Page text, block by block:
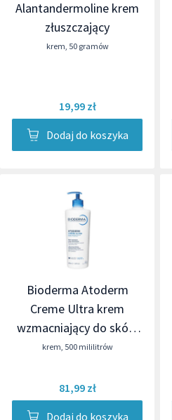
Alantandermoline krem
złuszczający
krem, 50 gramów
19,99 zł
Dodaj do koszyka
Bioderma Atoderm
Creme Ultra krem
wzmacniający do skóry
suchej
krem, 500 mililitrów
81,99 zł
Dodaj do koszyka